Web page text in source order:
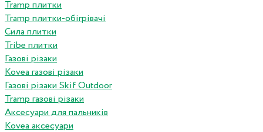
Tramp плитки
Tramp плитки-обігрівачі
Сила плитки
Tribe плитки
Газові різаки
Kovea газові різаки
Газові різаки Skif Outdoor
Tramp газові різаки
Аксесуари для пальників
Kovea аксесуари